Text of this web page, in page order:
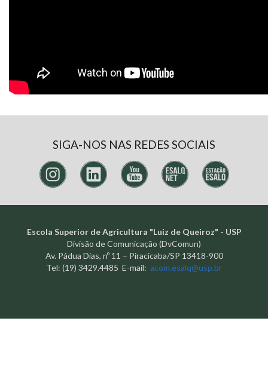
SIGA-NOS NAS REDES SOCIAIS
Escola Superior de Agricultura "Luiz de Queiroz" - USP
Divisão de Comunicação (DvComun)
Av. Pádua Dias, nº 11 – Piracicaba/SP 13418-900
Tel: (19) 3429.4485 E-mail: acom.esalq@usp.br